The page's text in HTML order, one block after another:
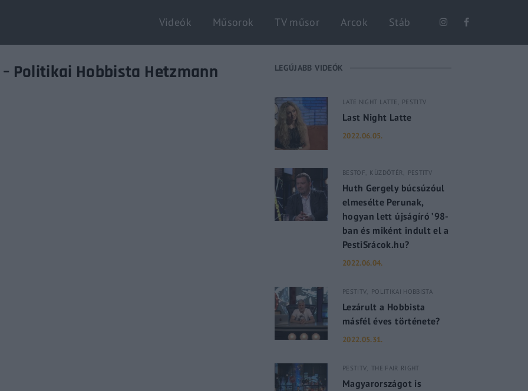
Videók Műsorok TV műsor Arcok Stáb
Politikai Hobbista Hetzmann
LEGÚJABB VIDEÓK
LATE NIGHT LATTE PESTITV
Last Night Latte
2022.06.05.
BESTOF KÜZDŐTÉR PESTITV
Huth Gergely búcsúzóul
elmesélte Perunak,
hogyan lett újságíró ’98-
ban és miként indult el a
PestiSrácok.hu?
2022.06.04.
PESTITV POLITIKAI HOBBISTA
Lezárult a Hobbista
másfél éves története?
2022.05.31.
PESTITV THE FAIR RIGHT
Magyarországot is
Login Register
Lost Your Password?